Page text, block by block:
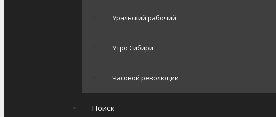
Уральский рабочий
Утро Сибири
Часовой революции
Поиск